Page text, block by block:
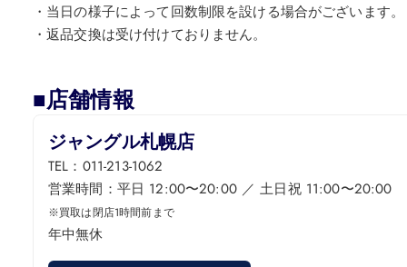
・当日の様子によって回数制限を設ける場合がございます。
・返品交換は受け付けておりません。
■店舗情報
ジャングル札幌店
TEL：011-213-1062
営業時間：平日 12:00〜20:00 ／ 土日祝 11:00〜20:00
※買取は閉店1時間前まで
年中無休